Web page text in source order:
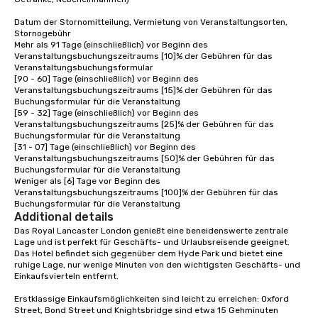
Datum der Stornomitteilung, Vermietung von Veranstaltungsorten,
Stornogebühr
Mehr als 91 Tage (einschließlich) vor Beginn des
Veranstaltungsbuchungszeitraums [10]% der Gebühren für das
Veranstaltungsbuchungsformular
[90 - 60] Tage (einschließlich) vor Beginn des
Veranstaltungsbuchungszeitraums [15]% der Gebühren für das
Buchungsformular für die Veranstaltung
[59 - 32] Tage (einschließlich) vor Beginn des
Veranstaltungsbuchungszeitraums [25]% der Gebühren für das
Buchungsformular für die Veranstaltung
[31 - 07] Tage (einschließlich) vor Beginn des
Veranstaltungsbuchungszeitraums [50]% der Gebühren für das
Buchungsformular für die Veranstaltung
Weniger als [6] Tage vor Beginn des
Veranstaltungsbuchungszeitraums [100]% der Gebühren für das
Buchungsformular für die Veranstaltung
Additional details
Das Royal Lancaster London genießt eine beneidenswerte zentrale
Lage und ist perfekt für Geschäfts- und Urlaubsreisende geeignet.
Das Hotel befindet sich gegenüber dem Hyde Park und bietet eine
ruhige Lage, nur wenige Minuten von den wichtigsten Geschäfts- und
Einkaufsvierteln entfernt.
Erstklassige Einkaufsmöglichkeiten sind leicht zu erreichen: Oxford
Street, Bond Street und Knightsbridge sind etwa 15 Gehminuten